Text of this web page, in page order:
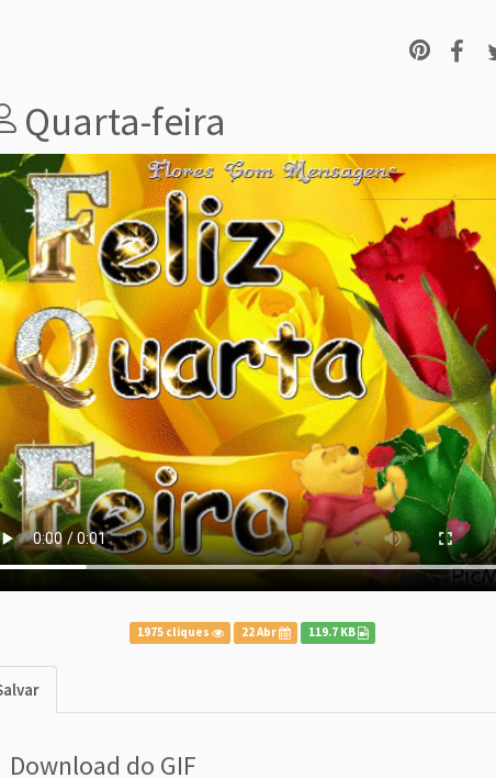
Quarta-feira
1975 cliques 22 Abr 119.7 KB
Download do GIF